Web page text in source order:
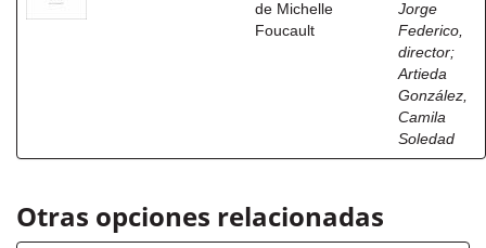
de Michelle
Foucault
Jorge
Federico,
director;
Artieda
González,
Camila
Soledad
Otras opciones relacionadas